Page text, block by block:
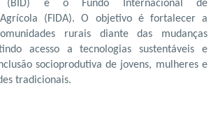
(BID) e o Fundo Internacional de
Agrícola (FIDA). O objetivo é fortalecer a
rurais diante das mudanças
acesso a tecnologias sustentáveis e
socioprodutiva de jovens, mulheres e
tradicionais.